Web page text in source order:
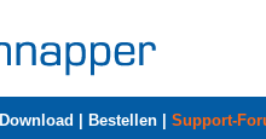
Download Bestellen Support-